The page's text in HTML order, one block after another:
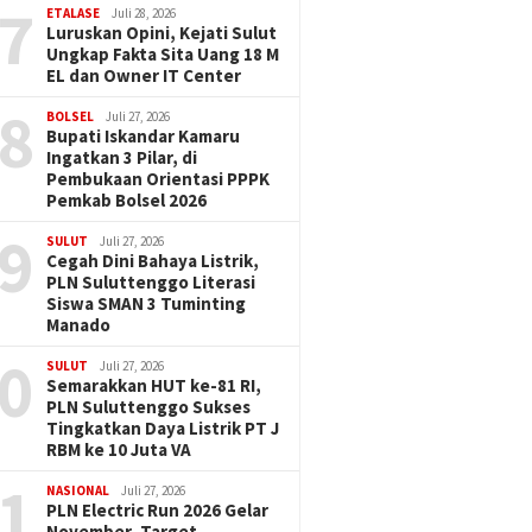
ETALASE Juli 28, 2026
Luruskan Opini, Kejati Sulut
Ungkap Fakta Sita Uang 18 M
EL dan Owner IT Center
BOLSEL Juli 27, 2026
Bupati Iskandar Kamaru
Ingatkan 3 Pilar, di
Pembukaan Orientasi PPPK
Pemkab Bolsel 2026
SULUT Juli 27, 2026
Cegah Dini Bahaya Listrik,
PLN Suluttenggo Literasi
Siswa SMAN 3 Tuminting
Manado
SULUT Juli 27, 2026
Semarakkan HUT ke-81 RI,
PLN Suluttenggo Sukses
Tingkatkan Daya Listrik PT J
RBM ke 10 Juta VA
NASIONAL Juli 27, 2026
PLN Electric Run 2026 Gelar